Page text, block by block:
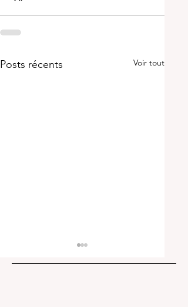
Posts récents Voir tout